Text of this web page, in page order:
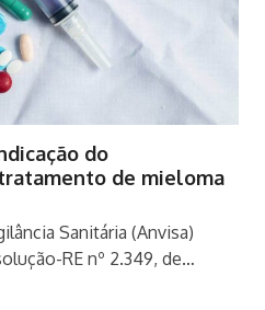
do
de mieloma
Sanitária (Anvisa)
RE nº 2.349, de…